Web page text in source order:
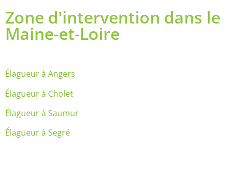
Zone d'intervention dans le
Maine-et-Loire
Élagueur à Angers
Élagueur à Cholet
Élagueur à Saumur
Élagueur à Segré